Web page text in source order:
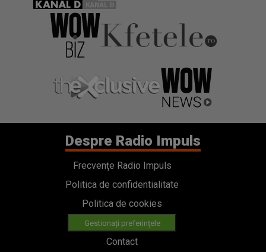
Despre Radio Impuls
Frecvențe Radio Impuls
Politica de confidentialitate
Politica de cookies
Gestionați preferințele
Contact